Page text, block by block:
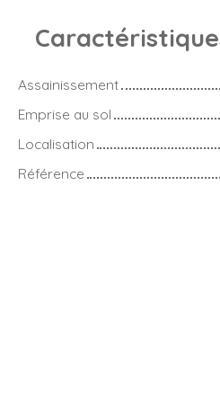
Assainissement
Emprise au sol
Localisation
Référence